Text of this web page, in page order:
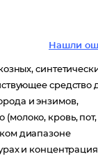
Нашли
средство
и энзимов,
(молоко, кровь, пот,
диапазоне
и